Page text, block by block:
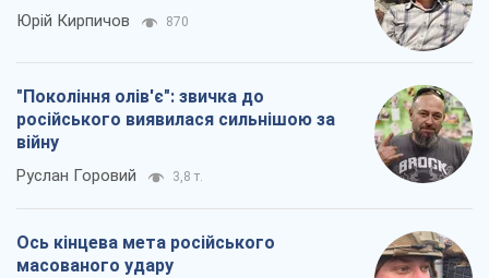
Юрій Кирпичов 870
"Покоління олів'є": звичка до
російського виявилася сильнішою за
війну
Руслан Горовий 3,8 т.
Ось кінцева мета російського
масованого удару